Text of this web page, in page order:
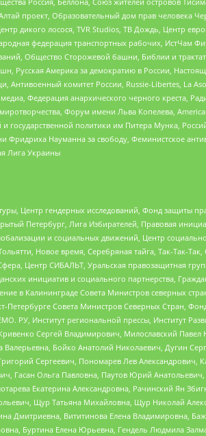
проект, Образовательный дом прав человека
дикого лосося, TVR Studios, ТВ Дождь, Центр
федерация транспортных рабочих, ИстЧам
Общество Сторожевой башни, Библии и
Америка за демократию в России,
комитет России, Russie-Libertes, La
Федерация анархического черного креста,
Форум имени Льва Копелева,
политики им Питера Мунка,
Науманна за свободу, Феминистское
Лига Украины
Центр гендерных исследований, Фонд защиты
Петербург, Лига Избирателей, Правовая
и социальных движений, Центр
Новое время, Серебряная тайга, Так-Так-
Центр СИБАЛЬТ, Уральская правозащитная
инициатив и социального партнерства,
Калининграде Совета Министров северных
Совета Министров Северных Стран,
РУ, Институт региональной прессы, Институт
Сергей Владимирович, Милославский
Бойко Анатолий Николаевич, Дугин
Сергеевич, Пономарев Лев Александрович,
Гасан Ольга Павловна, Паутов Юрий
Екатерина Александровна, Рачинский Ян
Щур Татьяна Михайловна, Щур Николай
Дмитриевна, Вититинова Елена Владимировна,
Буртина Елена Юрьевна, Гендель Людмила